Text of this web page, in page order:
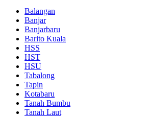
Balangan
Banjar
Banjarbaru
Barito Kuala
HSS
HST
HSU
Tabalong
Tapin
Kotabaru
Tanah Bumbu
Tanah Laut